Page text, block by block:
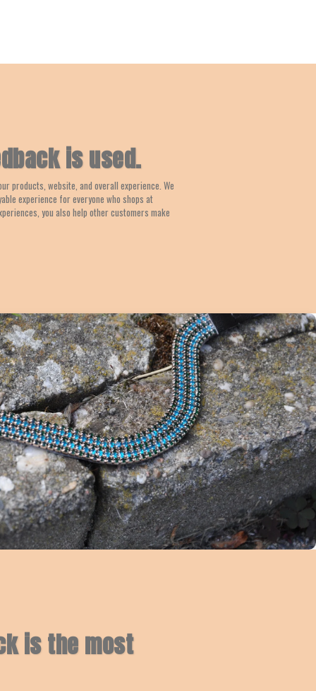
is used.
products, website, and overall experience. We
experience for everyone who shops at
you also help other customers make
is the most